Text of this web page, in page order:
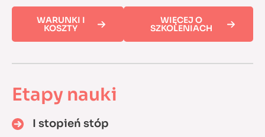
WARUNKI I
KOSZTY
WIĘCEJ O
SZKOLENIACH
Etapy nauki
I stopień stóp